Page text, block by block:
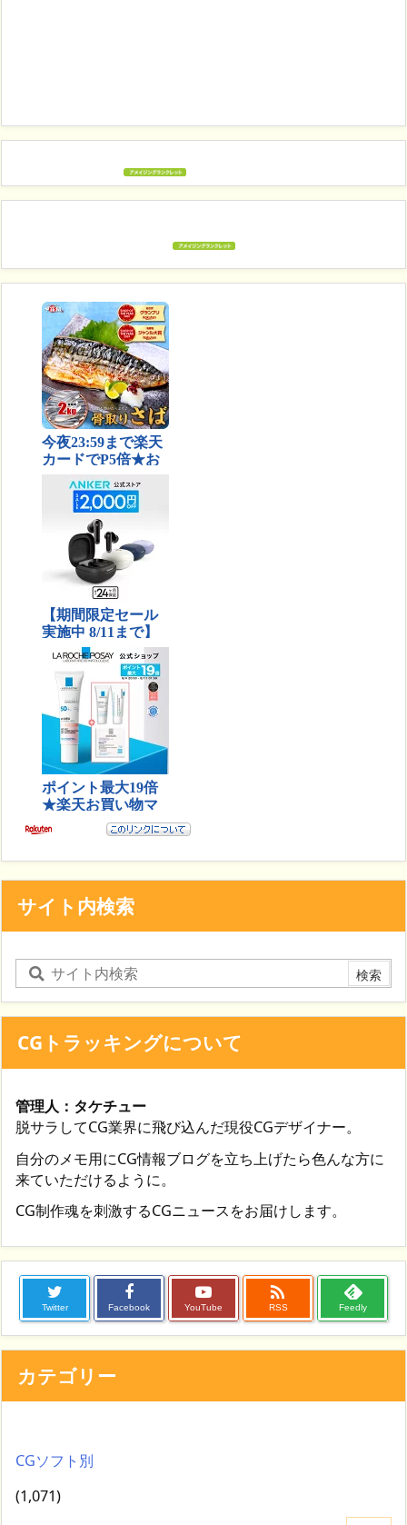
サイト内検索
CGトラッキングについて
管理人：タケチュー
脱サラしてCG業界に飛び込んだ現役CGデザイナー。
自分のメモ用にCG情報ブログを立ち上げたら色んな方に
来ていただけるように。
CG制作魂を刺激するCGニュースをお届けします。
Twitter Facebook YouTube

RSS Feedly
カテゴリー
CGソフト別
(1,071)